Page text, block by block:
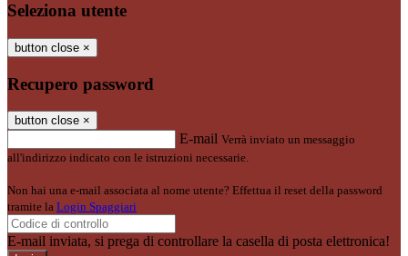
Seleziona utente
button close ×
Recupero password
button close ×
E-mail Verrà inviato un messaggio
all'indirizzo indicato con le istruzioni necessarie.
Non hai una e-mail associata al nome utente? Effettua il reset della password
tramite la Login Spaggiari
E-mail inviata, si prega di controllare la casella di posta elettronica!